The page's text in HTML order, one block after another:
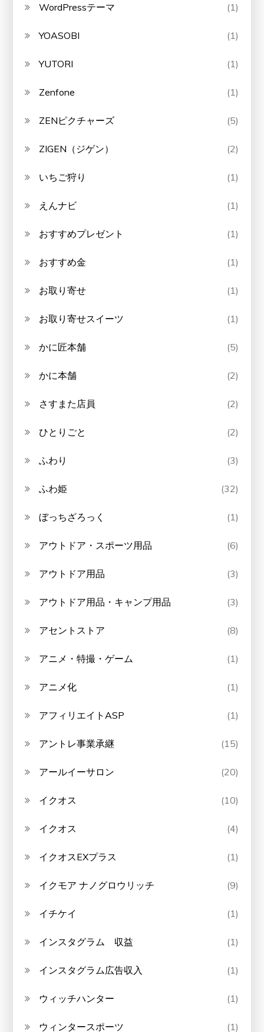
WordPressテーマ (1)
YOASOBI (1)
YUTORI (1)
Zenfone (1)
ZENピクチャーズ (5)
ZIGEN（ジゲン） (2)
いちご狩り (1)
えんナビ (1)
おすすめプレゼント (1)
おすすめ金 (1)
お取り寄せ (1)
お取り寄せスイーツ (1)
かに匠本舗 (5)
かに本舗 (2)
さすまた店員 (2)
ひとりごと (2)
ふわり (3)
ふわ姫 (32)
ぼっちざろっく (1)
アウトドア・スポーツ用品 (6)
アウトドア用品 (3)
アウトドア用品・キャンプ用品 (3)
アセントストア (8)
アニメ・特撮・ゲーム (1)
アニメ化 (1)
アフィリエイトASP (1)
アントレ事業承継 (15)
アールイーサロン (20)
イクオス (10)
イクオス (4)
イクオスEXプラス (1)
イクモア ナノグロウリッチ (9)
イチケイ (1)
インスタグラム 収益 (1)
インスタグラム広告収入 (1)
ウィッチハンター (1)
ウィンタースポーツ (1)